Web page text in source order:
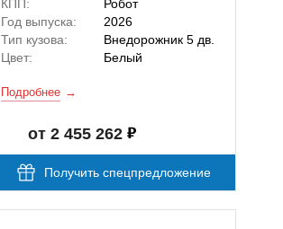
КПП:
Робот
Год выпуска:
2026
Тип кузова:
Внедорожник 5 дв.
Цвет:
Белый
Подробнее
от 2 455 262
Получить спецпредложение